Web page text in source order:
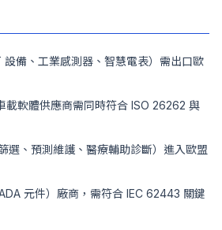
備、工業感測器、智慧電表）需出口歐
載軟體供應商需同時符合 ISO 26262 與
選、預測維護、醫療輔助診斷）進入歐盟
元件）廠商，需符合 IEC 62443 關鍵